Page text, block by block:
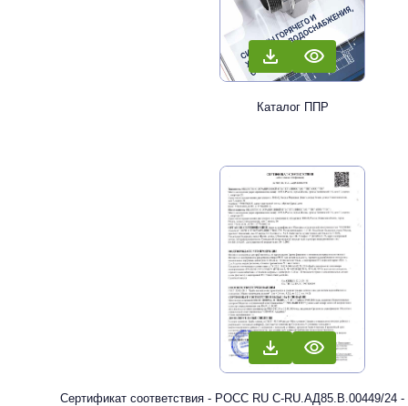
Каталог ППР
Сертификат соответствия - РОСС RU С-RU.АД85.В.00449/24